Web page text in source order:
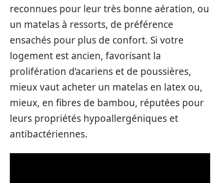
reconnues pour leur très bonne aération, ou
un matelas à ressorts, de préférence
ensachés pour plus de confort. Si votre
logement est ancien, favorisant la
prolifération d’acariens et de poussières,
mieux vaut acheter un matelas en latex ou,
mieux, en fibres de bambou, réputées pour
leurs propriétés hypoallergéniques et
antibactériennes.